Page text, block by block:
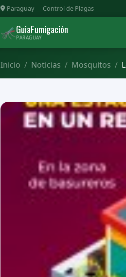
Paraguay — Control de Plagas
🦟GuiaFumigación
PARAGUAY
Inicio Noticias Mosquitos